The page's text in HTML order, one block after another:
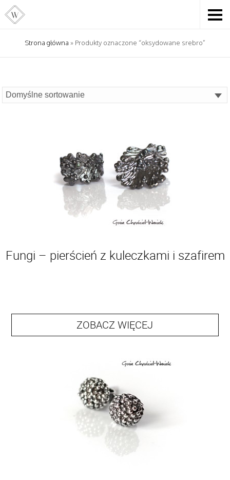
Strona główna » Produkty oznaczone “oksydowane srebro”
Fungi – pierścień z kuleczkami i szafirem
ZOBACZ WIĘCEJ